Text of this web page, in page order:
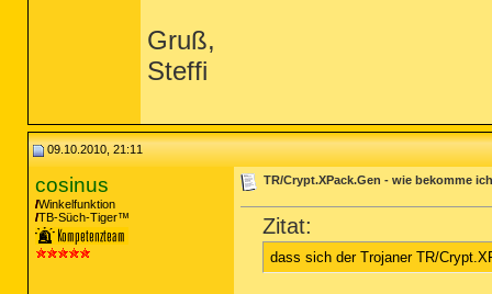
Gruß,
Steffi
09.10.2010, 21:11
cosinus
Winkelfunktion
TB-Süch-Tiger™
TR/Crypt.XPack.Gen - wie bekomme
Zitat:
dass sich der Trojaner TR/